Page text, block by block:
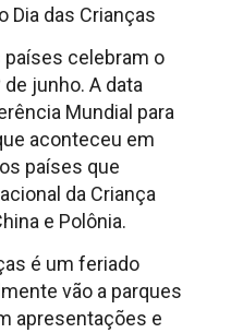
Dia das Crianças
países celebram o
junho. A data
Mundial para
aconteceu em
países que
da Criança
e Polônia.
é um feriado
vão a parques
apresentações e